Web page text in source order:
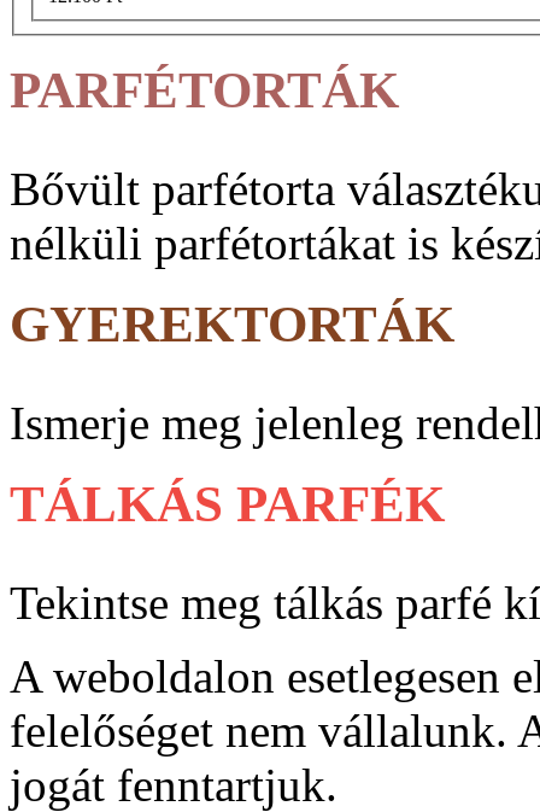
PARFÉTORTÁK
Bővült parfé­torta
nélküli parfé­tortákat is
GYEREKTORTÁK
Ismerje meg jelenleg
TÁLKÁS PARFÉK
Tekintse meg tálkás parfé
A weboldalon esetlegesen
felelőséget nem vállalunk.
jogát fenntartjuk.